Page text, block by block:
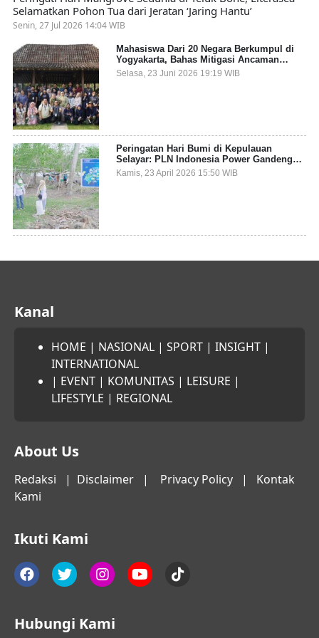
Selamatkan Pohon Tua dari Jeratan ‘Jaring Hantu’
Senin, 27 Jul 2026 14:04 WIB
Mahasiswa Dari 20 Negara Berkumpul di
Yogyakarta, Bahas Mitigasi Ancaman
Kesehatan Global
Selasa, 23 Juni 2026 19:19 WIB
Peringatan Hari Bumi di Kepulauan
Selayar: PLN Indonesia Power Gandeng
Pemda dan Komunitas, Giatkan Restorasi
Mangrove
Kamis, 23 April 2026 15:50 WIB
Kanal
HOME | NASIONAL | SPORT | INSIGHT |
INTERNATIONAL
| EVENT | KOMUNITAS | LEISURE |
LIFESTYLE | REGIONAL
About Us
Redaksi | Disclaimer | Privacy Policy | Kontak
Kami
Ikuti Kami
Hubungi Kami